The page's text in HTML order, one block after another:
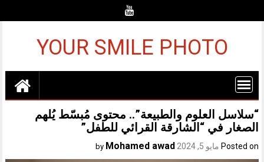
YOUR SMILE PHOTO
“سلاسل العلوم والطبيعة”.. محتوى مُبسّط يُلهم
الصغار في “الشارقة القرائي للطفل”
Posted on مايو 5, 2024 Mohamed awad